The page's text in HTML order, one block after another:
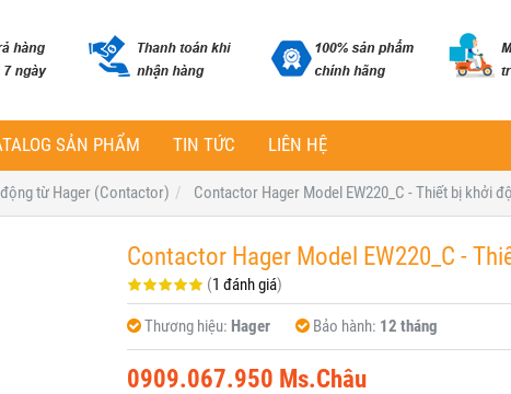
SẢN PHẨM TIN TỨC LIÊN HỆ
từ Hager (Contactor) Contactor Hager Model EW220_C - Thiết bị khởi
Contactor Hager Model EW220_C -
(1 đánh giá)
Thương hiệu: Hager Bảo hành: 12 tháng
0909.067.950 Ms.Châu